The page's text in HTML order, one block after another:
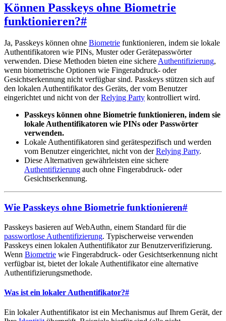
Können Passkeys ohne Biometrie
funktionieren?#
Ja, Passkeys können ohne Biometrie funktionieren, indem sie lokale
Authentifikatoren wie PINs, Muster oder Gerätepasswörter
verwenden. Diese Methoden bieten eine sichere Authentifizierung,
wenn biometrische Optionen wie Fingerabdruck- oder
Gesichtserkennung nicht verfügbar sind. Passkeys stützen sich auf
den lokalen Authentifikator des Geräts, der vom Benutzer
eingerichtet und nicht von derRelying Party kontrolliert wird.
Passkeys können ohne Biometrie funktionieren, indem sie
lokale Authentifikatoren wie PINs oder Passwörter
verwenden.
Lokale Authentifikatoren sind gerätespezifisch und werden
vom Benutzer eingerichtet, nicht von derRelying Party.
Diese Alternativen gewährleisten eine sichere
Authentifizierung auch ohne Fingerabdruck- oder
Gesichtserkennung.
Wie Passkeys ohne Biometrie funktionieren#
Passkeys basieren auf WebAuthn, einem Standard für die
passwortlose Authentifizierung. Typischerweise verwenden
Passkeys einen lokalen Authentifikator zur Benutzerverifizierung.
Wenn Biometrie wie Fingerabdruck- oder Gesichtserkennung nicht
verfügbar ist, bietet der lokale Authentifikator eine alternative
Authentifizierungsmethode.
Was ist ein lokaler Authentifikator?#
Ein lokaler Authentifikator ist ein Mechanismus auf Ihrem Gerät, der